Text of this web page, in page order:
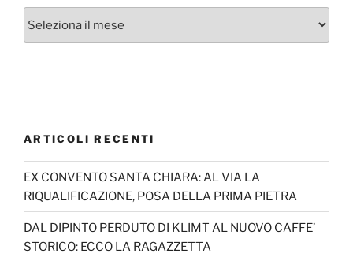
ARTICOLI RECENTI
EX CONVENTO SANTA CHIARA: AL VIA LA
RIQUALIFICAZIONE, POSA DELLA PRIMA PIETRA
DAL DIPINTO PERDUTO DI KLIMT AL NUOVO CAFFE’
STORICO: ECCO LA RAGAZZETTA